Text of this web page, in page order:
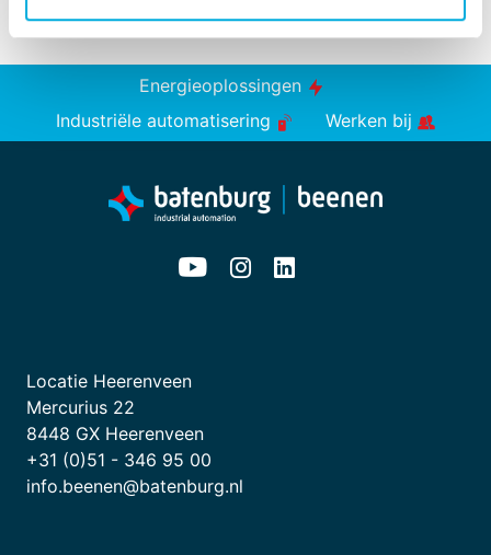
Energieoplossingen
Industriële automatisering
Werken bij
Locatie Heerenveen
Mercurius 22
8448 GX Heerenveen
+31 (0)51 - 346 95 00
info.beenen@batenburg.nl